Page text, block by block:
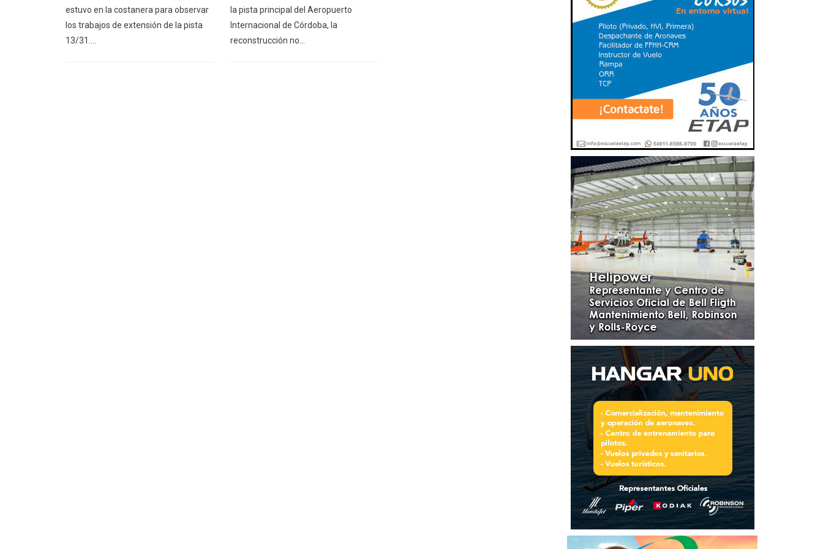
estuvo en la costanera para observar
los trabajos de extensión de la pista
13/31.…
la pista principal del Aeropuerto
Internacional de Córdoba, la
reconstrucción no…